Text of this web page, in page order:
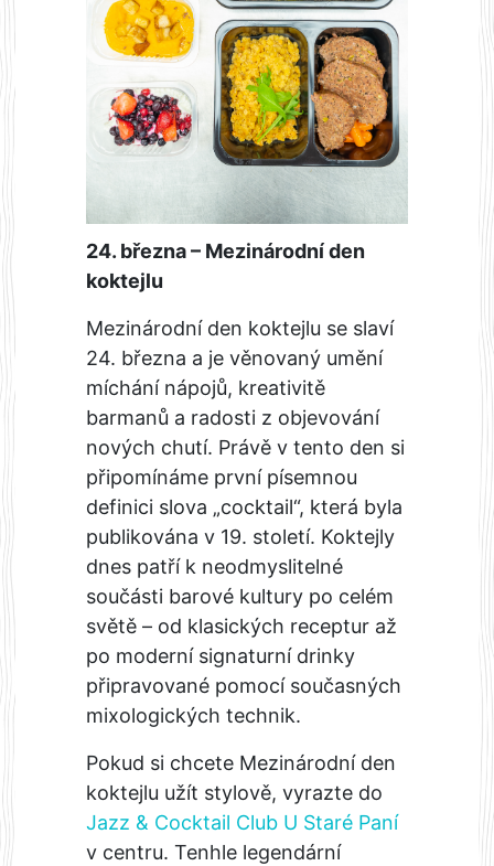
24. března – Mezinárodní den
koktejlu
Mezinárodní den koktejlu se slaví
24. března a je věnovaný umění
míchání nápojů, kreativitě
barmanů a radosti z objevování
nových chutí. Právě v tento den si
připomínáme první písemnou
definici slova „cocktail“, která byla
publikována v 19. století. Koktejly
dnes patří k neodmyslitelné
součásti barové kultury po celém
světě – od klasických receptur až
po moderní signaturní drinky
připravované pomocí současných
mixologických technik.
Pokud si chcete Mezinárodní den
koktejlu užít stylově, vyrazte do
Jazz & Cocktail Club U Staré Paní
v centru. Tenhle legendární